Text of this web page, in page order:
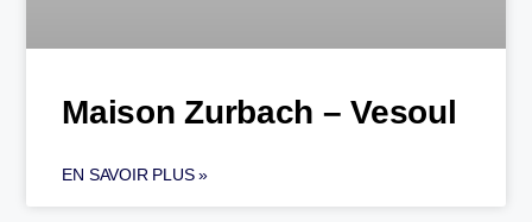
Maison Zurbach – Vesoul
EN SAVOIR PLUS »